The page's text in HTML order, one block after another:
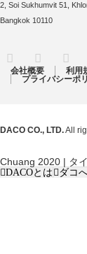
2, Soi Sukhumvit 51,
Bangkok 10110
Twitter
会社概要
利用
プライバシーポ
DACO CO., LTD.All
Chuang 2020 | タ
DACOとは ダコ